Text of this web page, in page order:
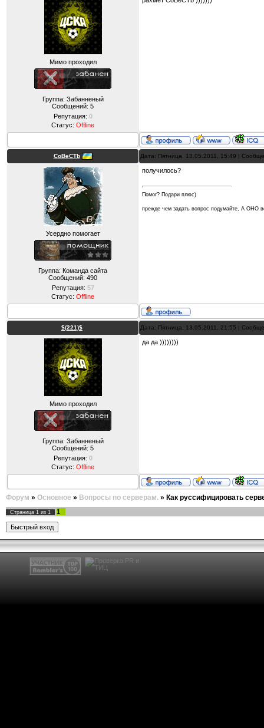
Мимо проходил
Группа: Забанненый
Сообщений: 5
Репутация: 0
Статус: Offline
CoBeCTb Дата: Пятница, 13.05.2011, 15:49 |
Усердно помогает
Группа: Команда сайта
Сообщений: 490
Репутация: 57
Статус: Offline
получилось?
Помог? Подари плюс)
прежде чем задать вопрос подумайте, А
$(221)$ Дата: Пятница, 13.05.2011, 21:55 |
Мимо проходил
Группа: Забанненый
Сообщений: 5
Репутация: 0
Статус: Offline
да да ))))))))
Форум » Основное » Вопросы по серверам. » Как руссифицировать
Страница 1 из 1 1